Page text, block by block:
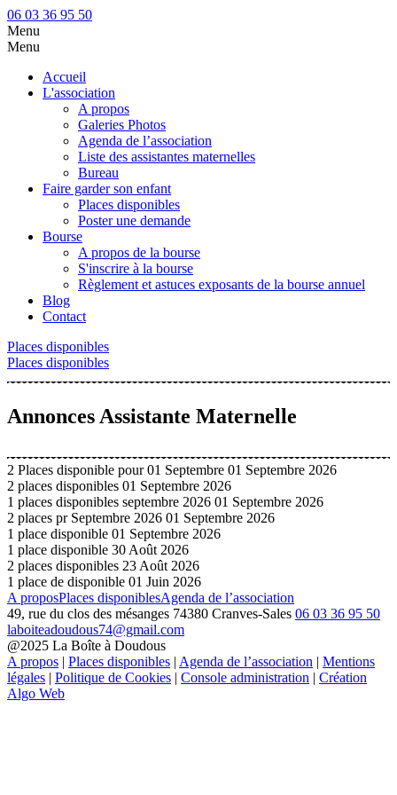
06 03 36 95 50
Menu
Menu
Accueil
L'association
A propos
Galeries Photos
Agenda de l’association
Liste des assistantes maternelles
Bureau
Faire garder son enfant
Places disponibles
Poster une demande
Bourse
A propos de la bourse
S'inscrire à la bourse
Règlement et astuces exposants de la bourse annuel
Blog
Contact
Places disponibles
Places disponibles
Annonces Assistante Maternelle
2 Places disponible pour 01 Septembre 01 Septembre 2026
2 places disponibles 01 Septembre 2026
1 places disponibles septembre 2026 01 Septembre 2026
2 places pr Septembre 2026 01 Septembre 2026
1 place disponible 01 Septembre 2026
1 place disponible 30 Août 2026
2 places disponibles 23 Août 2026
1 place de disponible 01 Juin 2026
A proposPlaces disponiblesAgenda de l’association
49, rue du clos des mésanges 74380 Cranves-Sales 06 03 36 95 50
laboiteadoudous74@gmail.com
@2025 La Boîte à Doudous
A propos | Places disponibles | Agenda de l’association | Mentions
légales | Politique de Cookies | Console administration | Création
Algo Web